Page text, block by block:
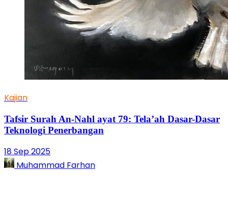
Kajian
Tafsir Surah An-Nahl ayat 79: Tela’ah Dasar-Dasar
Teknologi Penerbangan
18 Sep 2025
Muhammad Farhan